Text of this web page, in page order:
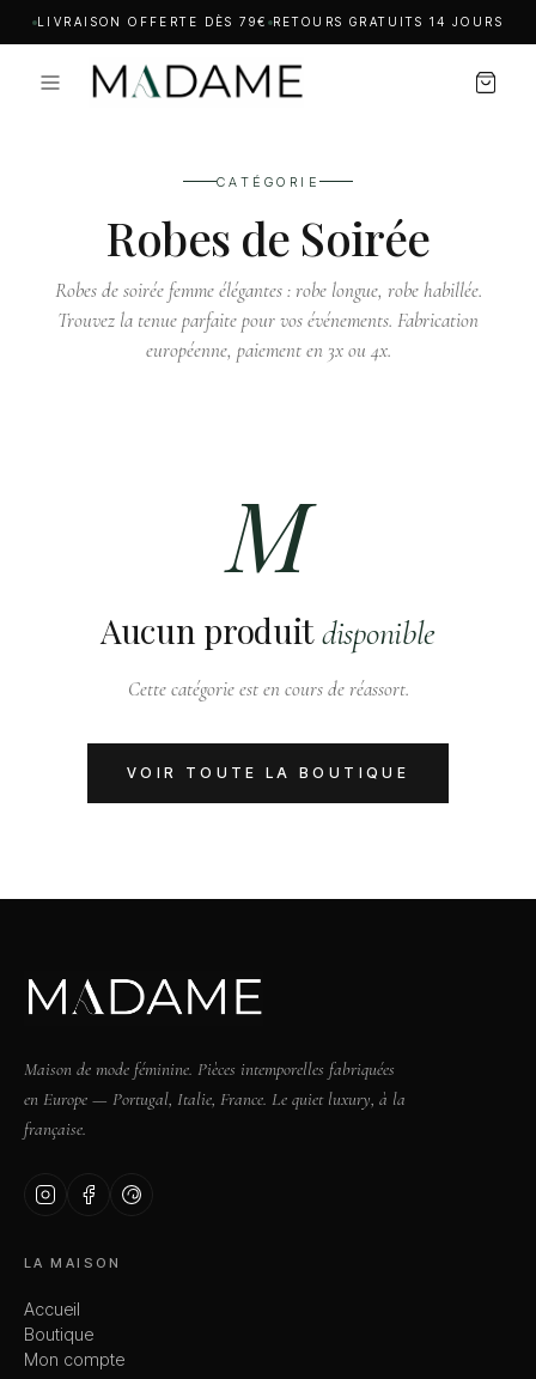
LIVRAISON OFFERTE DÈS 79€ RETOURS GRATUITS 14 JOURS
CATÉGORIE
Robes de Soirée
Robes de soirée femme élégantes : robe longue, robe habillée.
Trouvez la tenue parfaite pour vos événements. Fabrication
européenne, paiement en 3x ou 4x.
M
Aucun produitdisponible
Cette catégorie est en cours de réassort.
VOIR TOUTE LA BOUTIQUE
Maison de mode féminine. Pièces intemporelles fabriquées
en Europe — Portugal, Italie, France. Le quiet luxury, à la
française.
LA MAISON
Accueil
Boutique
Mon compte